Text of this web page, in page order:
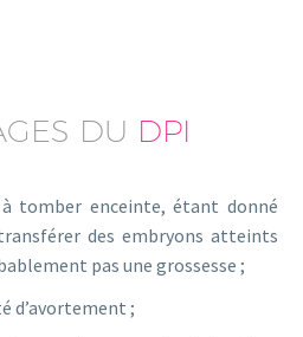
DU DPI
tomber enceinte, étant donné
des embryons atteints
pas une grossesse ;
d’avortement ;